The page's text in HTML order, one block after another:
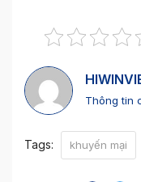
Thông tin
Tags: khuyến mại